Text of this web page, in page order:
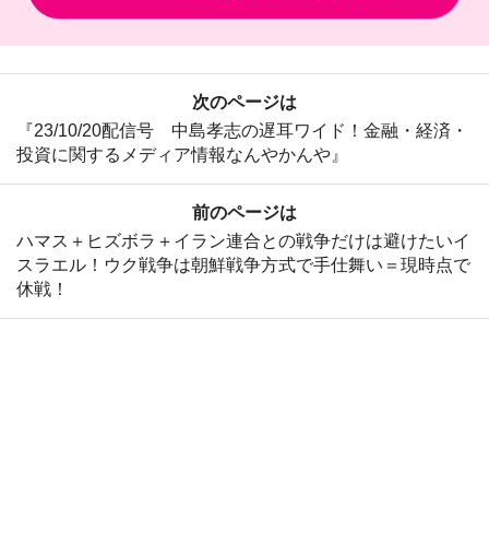
前のページは
ハマス＋ヒズボラ＋イラン連合との戦争だけは避けたいイ
スラエル！ウク戦争は朝鮮戦争方式で手仕舞い＝現時点で
休戦！
次のページは
『23/10/20配信号 中島孝志の遅耳ワイド！金融・経済・
投資に関するメディア情報なんやかんや』